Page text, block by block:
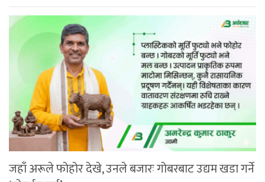
जहाँ अरूले फोहोर देखे, उनले बजारः गोबरबाट उद्यम खडा गर्ने